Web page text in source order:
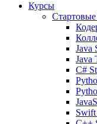
Курсы
Java
Java
C#
Swift